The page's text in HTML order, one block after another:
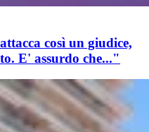
così un giudice,
E' assurdo che..."